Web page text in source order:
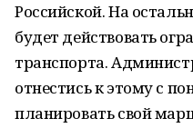
Российской. На
будет действовать
транспорта.
отнестись к этому с
планировать свой